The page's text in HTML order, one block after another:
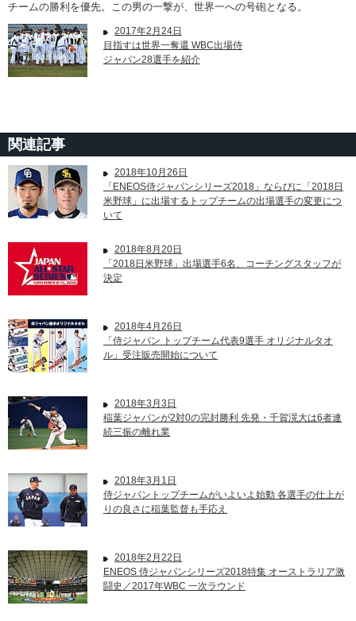
チームの勝利を優先。この男の一撃が、世界一への号砲となる。
2017年2月24日
目指すは世界一奪還 WBC出場侍
ジャパン28選手を紹介
関連記事
2018年10月26日
「ENEOS侍ジャパンシリーズ2018」ならびに「2018日
米野球」に出場するトップチームの出場選手の変更につ
いて
2018年8月20日
「2018日米野球」出場選手6名、コーチングスタッフが
決定
2018年4月26日
「侍ジャパン トップチーム代表9選手 オリジナルタオ
ル」受注販売開始について
2018年3月3日
稲葉ジャパンが2対0の完封勝利 先発・千賀滉大は6者連
続三振の離れ業
2018年3月1日
侍ジャパントップチームがいよいよ始動 各選手の仕上が
りの良さに稲葉監督も手応え
2018年2月22日
ENEOS 侍ジャパンシリーズ2018特集 オーストラリア激
闘史／2017年WBC 一次ラウンド